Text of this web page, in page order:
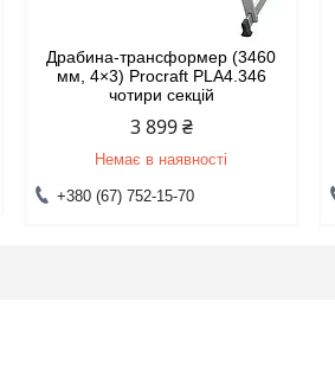
Драбина-трансформер (3460
мм, 4×3) Procraft PLA4.346
чотири секцій
3 899 ₴
Немає в наявності
+380 (67) 752-15-70